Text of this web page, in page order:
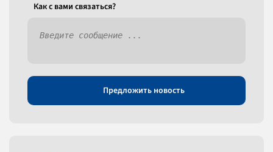
Как c вами связаться?
Предложить новость